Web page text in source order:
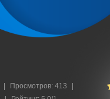
Просмотров: 413